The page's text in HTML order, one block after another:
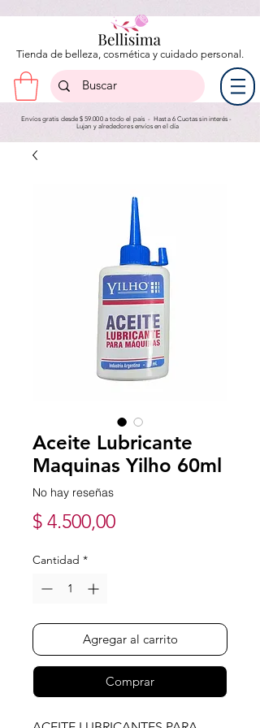
Tienda de belleza, cosmética y cuidado personal.
Envíos gratis desde $ 59.000 a todo el país - Hasta 6 Cuotas sin interés -
Lujan y alrededores envíos en el día
Aceite Lubricante
Maquinas Yilho 60ml
No hay reseñas
$ 4.500,00Precio
Cantidad *
Agregar al carrito
Comprar